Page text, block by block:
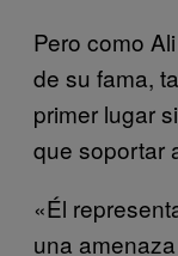
Pero como
de su fama,
primer lugar
que soportar
«Él
una